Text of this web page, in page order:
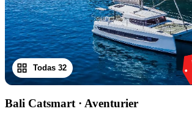
Todas 32
Bali Catsmart · Aventurier